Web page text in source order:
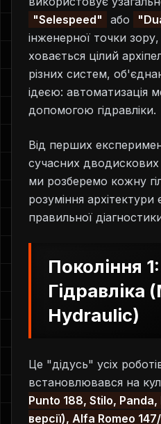
"Selespeed"
або
інженерної точки
ховається цілий
різних систем,
ідеєю: автоматизація
допомогою гідравліки.
Від перших
сучасних
ми розберемо кожну
розуміння
правильної
Покоління
Гідравліка
Hydraulic)
Це "дідусь" усіх
встановлювався на
Punto 188, Stilo, Panda,
версії), Alfa Romeo